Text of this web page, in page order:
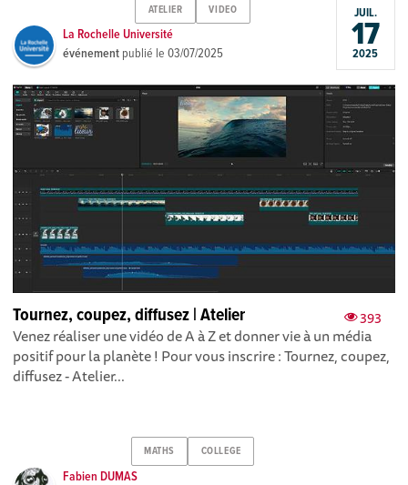
ATELIER VIDEO
La Rochelle Université
événement publié le03/07/2025
JUIL.
17
2025
393
Tournez, coupez, diffusez | Atelier
Venez réaliser une vidéo de A à Z et donner vie à un média
positif pour la planète ! Pour vous inscrire : Tournez, coupez,
diffusez - Atelier...
MATHS COLLEGE
Fabien DUMAS